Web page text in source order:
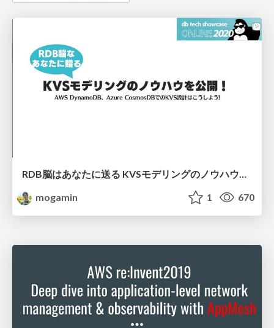
RDB脳はあなたに送る KVSモデリングのノウハウを公開！ AWS DynamoDB、AzureCosmosDBでのKVS設計はこうしよう！
mogamin
1 670